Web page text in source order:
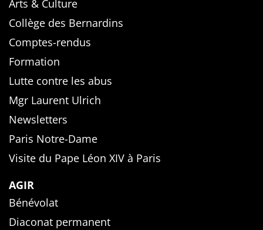
Arts & Culture
Collège des Bernardins
Comptes-rendus
Formation
Lutte contre les abus
Mgr Laurent Ulrich
Newsletters
Paris Notre-Dame
Visite du Pape Léon XIV à Paris
AGIR
Bénévolat
Diaconat permanent